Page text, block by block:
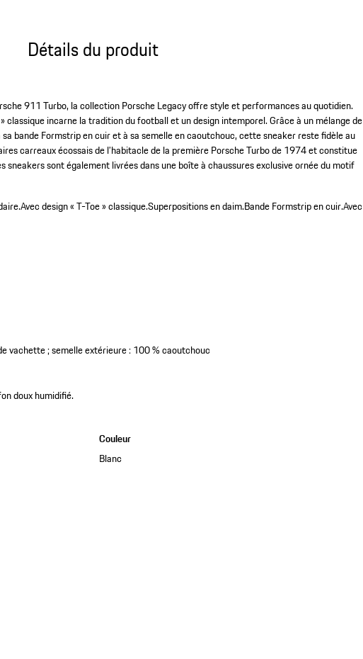
Détails du produit
911 Turbo, la collection Porsche Legacy offre style et performances au quotidien.
classique incarne la tradition du football et un design intemporel. Grâce à un mélange de
sa bande Formstrip en cuir et à sa semelle en caoutchouc, cette sneaker reste fidèle au
carreaux écossais de l’habitacle de la première Porsche Turbo de 1974 et constitue
sneakers sont également livrées dans une boîte à chaussures exclusive ornée du motif
Avec design « T-Toe » classique.Superpositions en daim.Bande Formstrip en cuir.Avec
vachette ; semelle extérieure : 100 % caoutchouc
doux humidifié.
Couleur
Blanc